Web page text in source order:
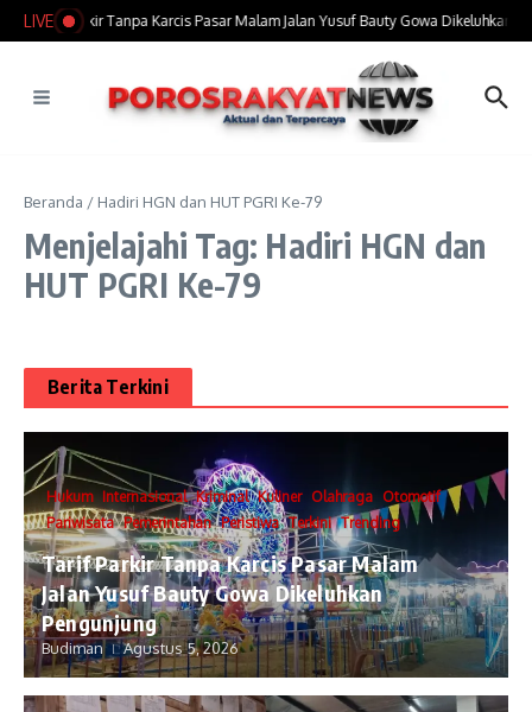
Lewati ke konten
LIVE
Tarif Parkir Tanpa Karcis Pasar Malam Jalan Yusuf Bauty Gowa Dikeluhkan
Beranda / Hadiri HGN dan HUT PGRI Ke-79
Menjelajahi Tag: Hadiri HGN dan
HUT PGRI Ke-79
Berita Terkini
Hukum Internasional Kriminal Kuliner Olahraga Otomotif
Pariwisata Pemerintahan Peristiwa Terkini Trending
Tarif Parkir Tanpa Karcis Pasar Malam
Jalan Yusuf Bauty Gowa Dikeluhkan
Pengunjung
Budiman Agustus 5, 2026